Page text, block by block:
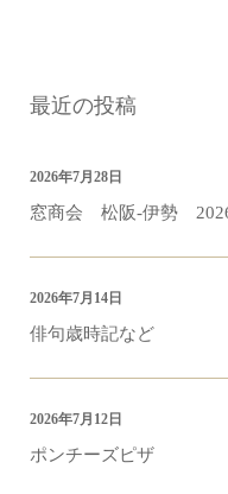
最近の投稿
窓商会 松阪-伊勢
2026年7月28日
俳句歳時記など
2026年7月14日
ポンチーズピザ
2026年7月12日